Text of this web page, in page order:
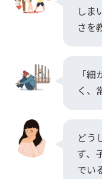
しま
さを
「
く、
どう
ず、
でい